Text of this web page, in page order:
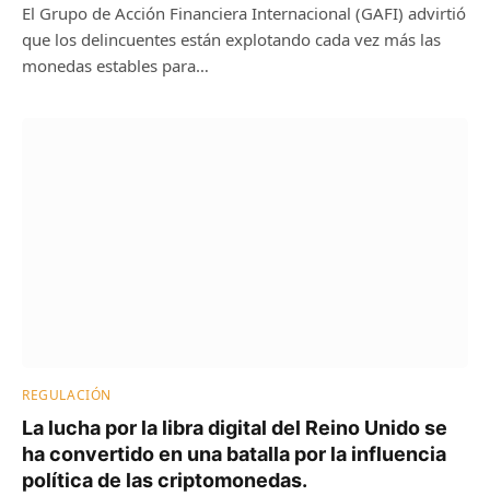
El Grupo de Acción Financiera Internacional (GAFI) advirtió
que los delincuentes están explotando cada vez más las
monedas estables para…
REGULACIÓN
La lucha por la libra digital del Reino Unido se
ha convertido en una batalla por la influencia
política de las criptomonedas.